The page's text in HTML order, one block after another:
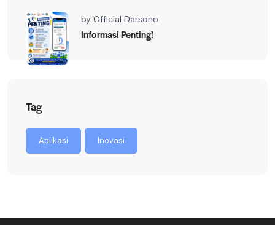
by Official Darsono
Informasi Penting!
Tag
Aplikasi Inovasi